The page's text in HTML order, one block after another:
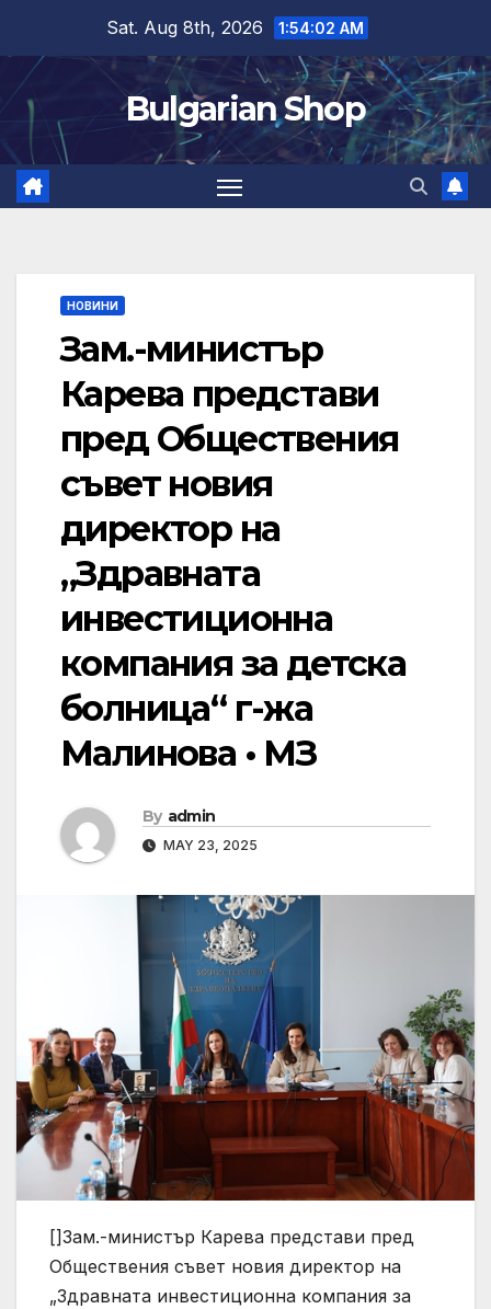
content
Sat. Aug 8th, 2026 1:54:03 AM
Bulgarian Shop
НОВИНИ
Зам.-министър
Карева представи
пред Обществения
съвет новия
директор на
„Здравната
инвестиционна
компания за детска
болница“ г-жа
Малинова • МЗ
By admin
MAY 23, 2025
[]Зам.-министър Карева представи пред
Обществения съвет новия директор на
„Здравната инвестиционна компания за